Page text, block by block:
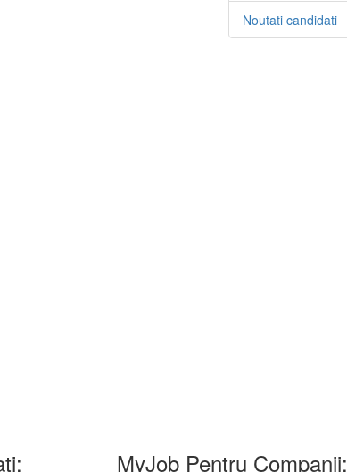
Noutati candidati
MyJob Pentru Companii: